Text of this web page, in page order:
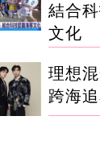
結合
文化
理想
跨海